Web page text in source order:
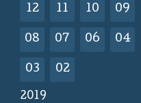
12 11 10 09
08 07 06 04
03 02
2019